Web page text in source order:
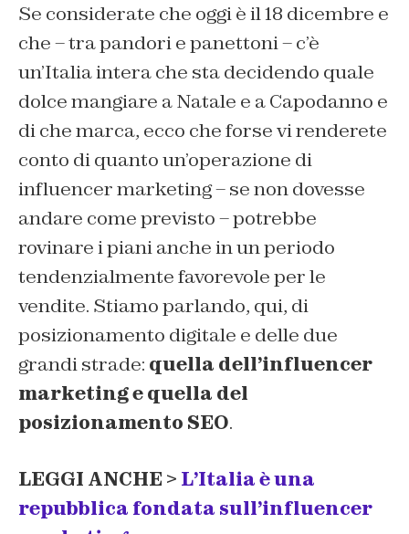
Se considerate che oggi è il 18 dicembre e
che – tra pandori e panettoni – c’è
un’Italia intera che sta decidendo quale
dolce mangiare a Natale e a Capodanno e
di che marca, ecco che forse vi renderete
conto di quanto un’operazione di
influencer marketing – se non dovesse
andare come previsto – potrebbe
rovinare i piani anche in un periodo
tendenzialmente favorevole per le
vendite. Stiamo parlando, qui, di
posizionamento digitale e delle due
grandi strade: quella dell’influencer
marketing e quella del
posizionamento SEO.
LEGGI ANCHE > L’Italia è una
repubblica fondata sull’influencer